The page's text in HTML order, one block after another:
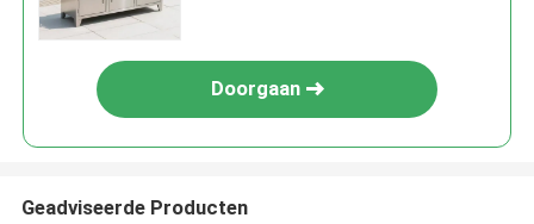
Doorgaan
Geadviseerde Producten